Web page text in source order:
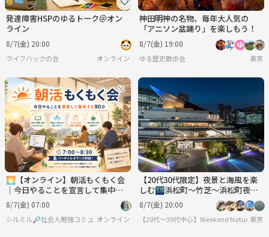
発達障害HSPのゆるトーク＠オン
ライン
8/7(金) 20:00
ライフハックの会 オンライン
神田明神の名物、毎年大人気の
「アニソン盆踊り」を楽しもう！
8/7(金) 19:00
ゆる歴史散歩会 東京
🌅【オンライン】朝活もくもく会
｜今日やることを宣言して集中す
る90分
8/7(金) 07:00
シルミル🔎社会人勉強コミュニティオンライン
【20代30代限定】夜景と海風を楽
しむ🌃浜松町〜竹芝〜浜松町夜散
歩交流会✨
8/7(金) 20:00
【20代〜30代中心】Weekend Nature東京